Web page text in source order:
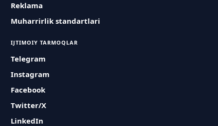
Reklama
Muharrirlik standartlari
IJTIMOIY TARMOQLAR
Telegram
Instagram
Facebook
Twitter/X
LinkedIn